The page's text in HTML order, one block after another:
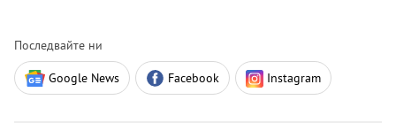
Последвайте ни
Google News Facebook Instagram